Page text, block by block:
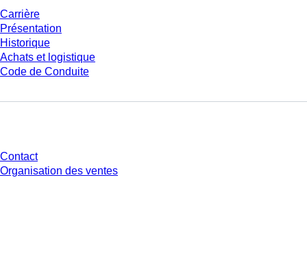
Carrière
Présentation
Historique
Achats et logistique
Code de Conduite
Contact
Organisation des ventes